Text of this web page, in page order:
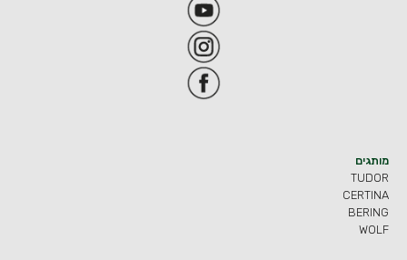
מותגים
TUDOR
CERTINA
BERING
WOLF